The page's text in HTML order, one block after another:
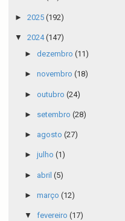
► 2025 (192)
▼ 2024(147)
► dezembro (11)
► novembro (18)
► outubro (24)
► setembro (28)
► agosto (27)
► julho (1)
► abril (5)
► março (12)
▼ fevereiro (17)